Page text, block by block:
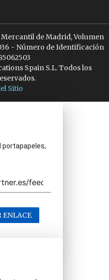
de Madrid, Volumen
- Número de Identificación
Spain S.L. Todos los
Sitio
portapapeles,
ENLACE